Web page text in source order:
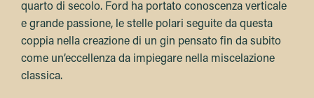
quarto di secolo. Ford ha portato conoscenza verticale
e grande passione, le stelle polari seguite da questa
coppia nella creazione di un gin pensato fin da subito
come un’eccellenza da impiegare nella miscelazione
classica.